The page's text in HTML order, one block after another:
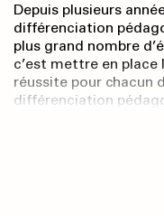
Depuis plusieurs
différenciation
plus grand nombre
c’est mettre en
réussite pour chacun
différenciation